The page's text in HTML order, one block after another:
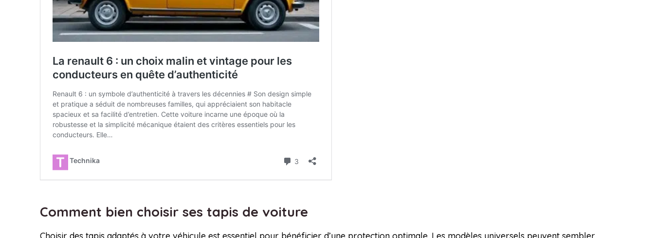
Comment bien choisir ses tapis de voiture
Choisir des tapis adaptés à votre véhicule est essentiel pour bénéficier d’une protection optimale. Les modèles universels peuvent sembler